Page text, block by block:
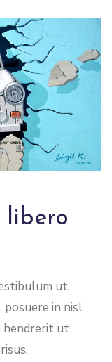
libero
ut,
posuere in nisl
hendrerit ut